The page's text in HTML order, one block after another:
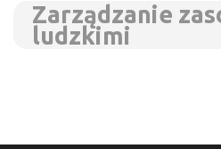
Zarządzanie
ludzkimi